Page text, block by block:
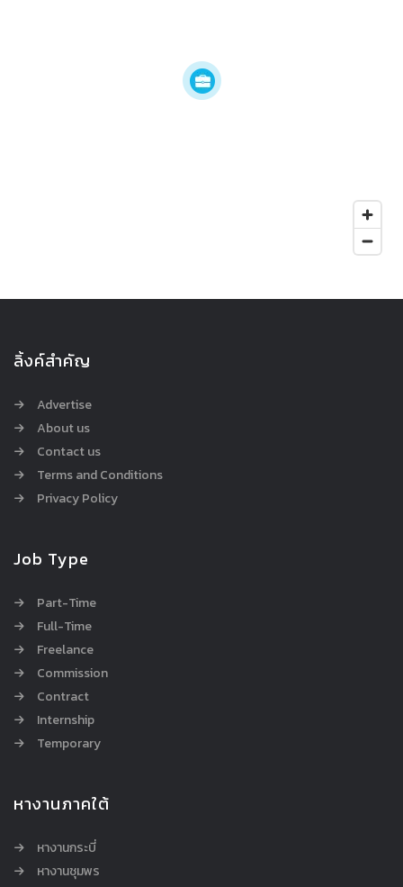
ลิ้งค์สำคัญ
Advertise
About us
Contact us
Terms and Conditions
Privacy Policy
Job Type
Part-Time
Full-Time
Freelance
Commission
Contract
Internship
Temporary
หางานภาคใต้
หางานกระบี่
หางานชุมพร